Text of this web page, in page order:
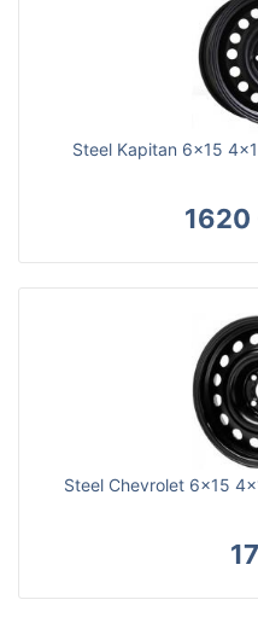
Steel Kapitan 6x15
1620
Steel Chevrolet 6x15